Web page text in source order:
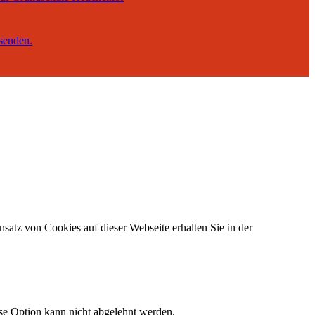
von Cookies auf dieser Webseite erhalten Sie in der
Option kann nicht abgelehnt werden.